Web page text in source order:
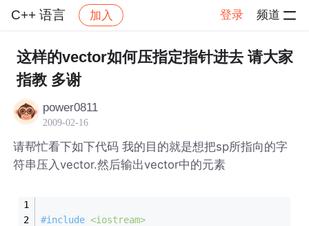
C++ 语言 加入 登录 频道
社区 C++ 语言 帖子详情
这样的vector如何压指定指针进去 请大家
指教 多谢
power0811
2009-02-16
请帮忙看下如下代码 我的目的就是想把sp所指向的字
符串压入vector.然后输出vector中的元素
#include <iostream>